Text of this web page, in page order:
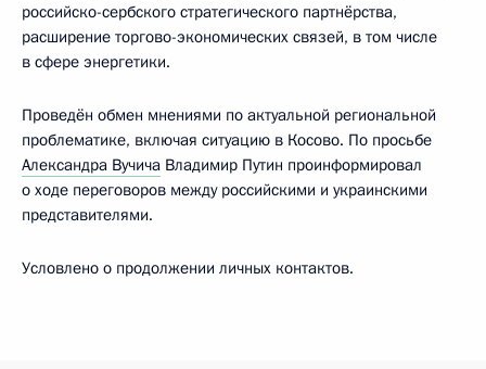
российско-сербского стратегического партнёрства,
расширение торгово-экономических связей, в том числе
в сфере энергетики.
Проведён обмен мнениями по актуальной региональной
проблематике, включая ситуацию в Косово. По просьбе
Александра Вучича Владимир Путин проинформировал
о ходе переговоров между российскими и украинскими
представителями.
Условлено о продолжении личных контактов.